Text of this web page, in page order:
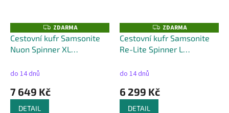
Z
D
A
R
ZDARMA
Cestovní kufr Samsonite
Nuon Spinner XL
zdarma
do 14 dnů
7 649 Kč
DETAIL
Z
D
A
R
ZDARMA
Cestovní kufr Samsonite
Re-Lite Spinner L
zdarma
do 14 dnů
6 299 Kč
DETAIL